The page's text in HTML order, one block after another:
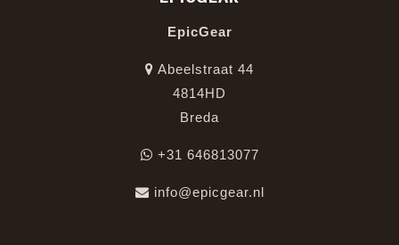
EpicGear
Abeelstraat 44
4814HD
Breda
+31 646813077
info@epicgear.nl